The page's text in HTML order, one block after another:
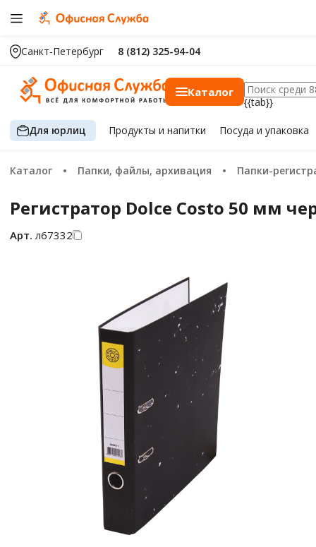
Санкт-Петербург 8 (812) 325-94-04
Каталог
{{tab}}
Для юрлиц Продуктыи напитки Посуда и упаковка
Каталог Папки, файлы, архивация Папки-
Регистратор Dolce Costo 50 мм
Арт. л67332